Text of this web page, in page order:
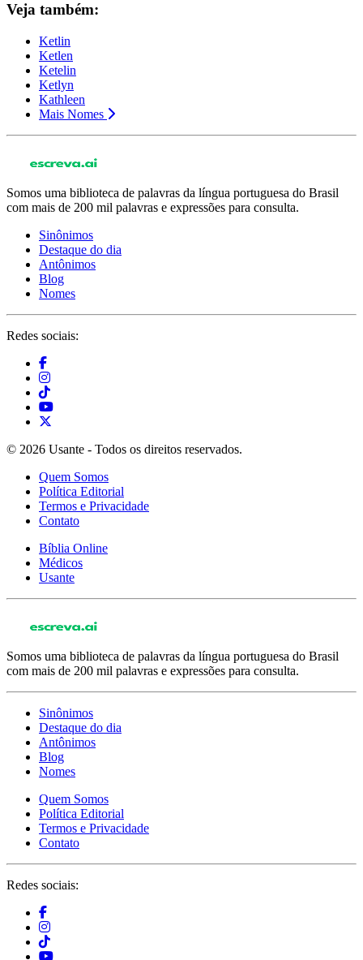
Veja também:
Ketlin
Ketlen
Ketelin
Ketlyn
Kathleen
Mais Nomes
Somos uma biblioteca de palavras da língua portuguesa do Brasil
com mais de 200 mil palavras e expressões para consulta.
Sinônimos
Destaque do dia
Antônimos
Blog
Nomes
Redes sociais:
© 2026 Usante - Todos os direitos reservados.
Quem Somos
Política Editorial
Termos e Privacidade
Contato
Bíblia Online
Médicos
Usante
Somos uma biblioteca de palavras da língua portuguesa do Brasil
com mais de 200 mil palavras e expressões para consulta.
Sinônimos
Destaque do dia
Antônimos
Blog
Nomes
Quem Somos
Política Editorial
Termos e Privacidade
Contato
Redes sociais: